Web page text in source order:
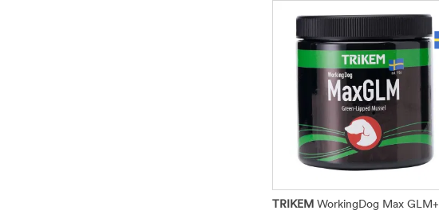
TRIKEM WorkingDog Max GLM+